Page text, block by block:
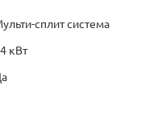
сплит система
кВт